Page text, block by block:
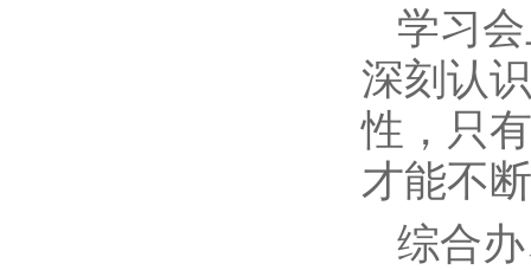
学习
深刻认
性，只
才能不
综合